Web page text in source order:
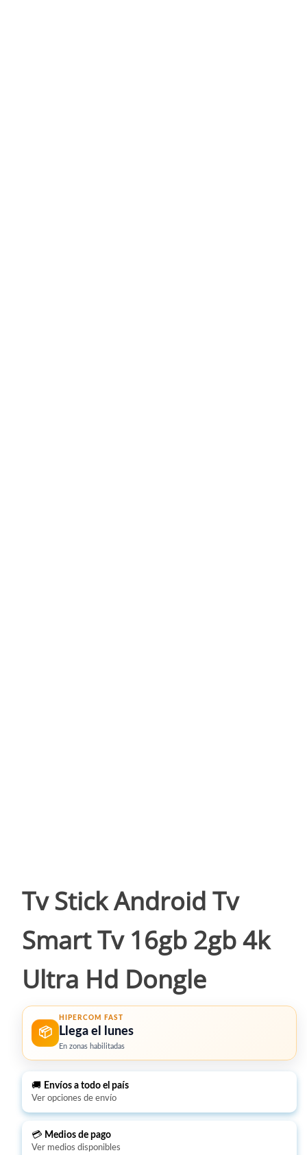
Tv Stick Android Tv
Smart Tv 16gb 2gb 4k
Ultra Hd Dongle
📦
HIPERCOM FAST
Llega el lunes
En zonas habilitadas
🚚 Envíos a todo el país
Ver opciones de envío
💳 Medios de pago
Ver medios disponibles